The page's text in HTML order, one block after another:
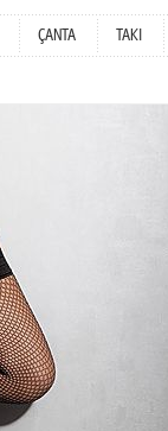
ÇANTA TAKI